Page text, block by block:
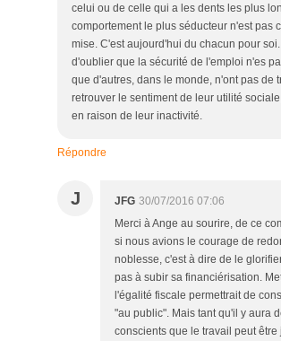
celui ou de celle qui a les dents les plus
comportement le plus séducteur n'est pas
mise. C'est aujourd'hui du chacun pour
d'oublier que la sécurité de l'emploi n'es
que d'autres, dans le monde, n'ont pas de
retrouver le sentiment de leur utilité
en raison de leur inactivité.
Répondre
J JFG 30/07/2016 07:06
Merci à Ange au sourire, de ce
si nous avions le courage de
noblesse, c'est à dire de le
pas à subir sa financiérisation.
l'égalité fiscale permettrait de
"au public". Mais tant qu'il y aura
conscients que le travail peut être